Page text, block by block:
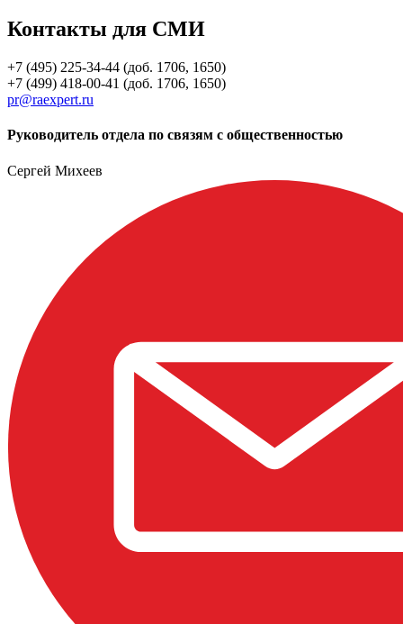
Контакты для СМИ
+7 (495) 225-34-44 (доб. 1706, 1650)
+7 (499) 418-00-41 (доб. 1706, 1650)
pr@raexpert.ru
Руководитель отдела по связям с общественностью
Сергей Михеев